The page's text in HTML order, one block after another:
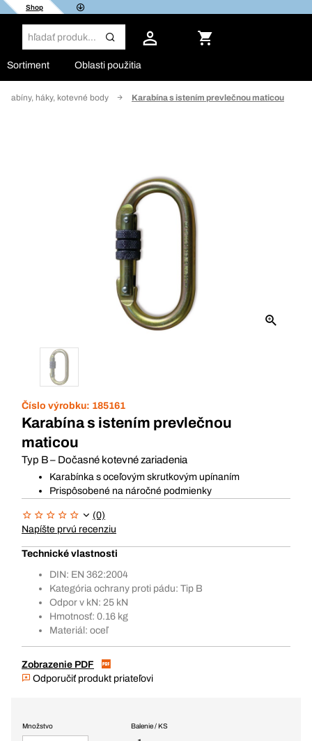
Shop
Sortiment Oblasti použitia
háky, kotevné body Karabína s istením prevlečnou maticou
Číslo výrobku: 185161
Karabína s istením prevlečnou
maticou
Typ B – Dočasné kotevné zariadenia
Karabínka s oceľovým skrutkovým upínaním
Prispôsobené na náročné podmienky
(0)
Napíšte prvú recenziu
Technické vlastnosti
DIN: EN 362:2004
Kategória ochrany proti pádu: Tip B
Odpor v kN: 25 kN
Hmotnosť: 0.16 kg
Materiál: oceľ
Zobrazenie PDF
Odporučiť produkt priateľovi
Balenie / KS
Množstvo